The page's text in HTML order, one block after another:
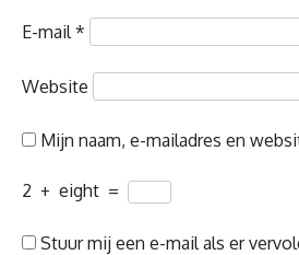
E-mail *
Website
Mijn naam, e-mailadres en
2 + eight =
Stuur mij een e-mail als er